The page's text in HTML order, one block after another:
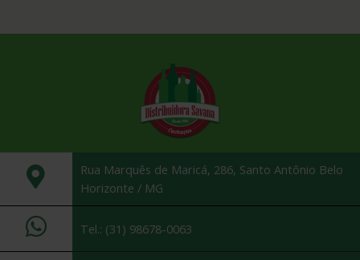
Rua Marquês de Maricá, 286, Santo Antônio Belo
Horizonte / MG
Tel.: (31) 98678-0063